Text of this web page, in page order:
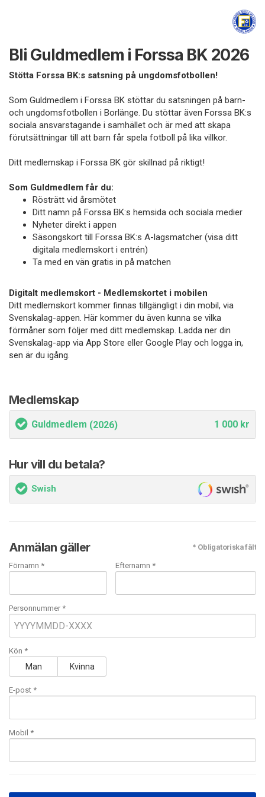
Bli Guldmedlem i Forssa BK 2026
Stötta Forssa BK:s satsning på ungdomsfotbollen!
Som Guldmedlem i Forssa BK stöttar du satsningen på barn-
och ungdomsfotbollen i Borlänge. Du stöttar även Forssa BK:s
sociala ansvarstagande i samhället och är med att skapa
förutsättningar till att barn får spela fotboll på lika villkor.
Ditt medlemskap i Forssa BK gör skillnad på riktigt!
Som Guldmedlem får du:
Rösträtt vid årsmötet
Ditt namn på Forssa BK:s hemsida och sociala medier
Nyheter direkt i appen
Säsongskort till Forssa BK:s A-lagsmatcher (visa ditt
digitala medlemskort i entrén)
Ta med en vän gratis in på matchen
Digitalt medlemskort - Medlemskortet i mobilen
Ditt medlemskort kommer finnas tillgängligt i din mobil, via
Svenskalag-appen. Här kommer du även kunna se vilka
förmåner som följer med ditt medlemskap. Ladda ner din
Svenskalag-app via App Store eller Google Play och logga in,
sen är du igång.
Medlemskap
Guldmedlem (2026) 1 000 kr
Hur vill du betala?
Swish
Anmälan gäller * Obligatoriska fält
Förnamn * Efternamn *
Personnummer *
Kön *
Man Kvinna
E-post *
Mobil *